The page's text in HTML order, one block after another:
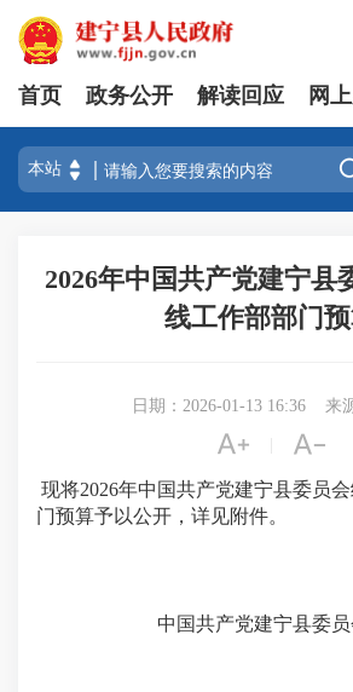
首页 政务公开 解读回应 网
2026年中国共产党建宁县
线工作部部门
日期：2026-01-13 16:36 来
 
现将2026年中国共产党建宁县委员
门预算予以公开，详见附件。
中国共产党建宁县委